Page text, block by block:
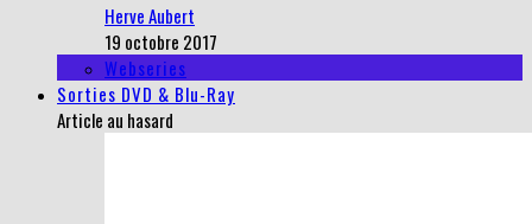
Herve Aubert
19 octobre 2017
Webseries
Sorties DVD & Blu-Ray
Article au hasard